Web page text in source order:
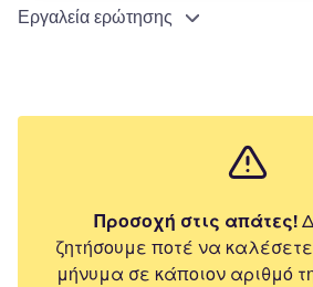
Εργαλεία ερώτησης
Προσοχή στις απάτες!
ζητήσουμε ποτέ να
μήνυμα σε κάποιον αριθμό